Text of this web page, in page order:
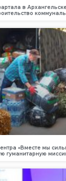
в
«Вместе мы
гуманитарную